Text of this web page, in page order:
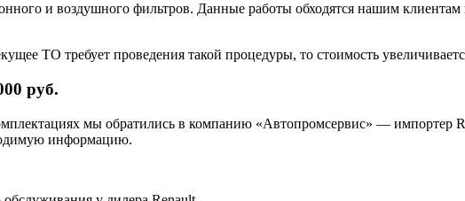
и воздушного фильтров. Данные работы обходятся нашим клиентам
ТО требует проведения такой процедуры, то стоимость
руб.
мы обратились в компанию «Автопромсервис» —
информацию.